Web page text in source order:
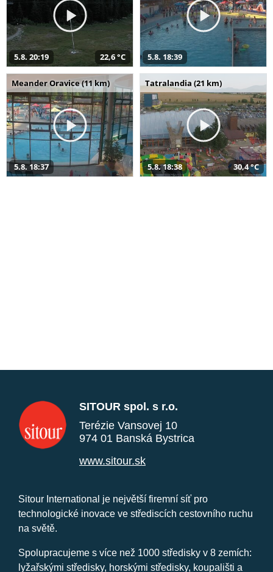
5.8. 20:19 22,6 °C 5.8. 18:39
Meander Oravice (11 km)
5.8. 18:37
Tatralandia (21 km)
5.8. 18:38 30,4 °C
SITOUR spol. s r.o.
Terézie Vansovej 10
974 01 Banská Bystrica
www.sitour.sk
Sitour International je největší firemní síť pro
technologické inovace ve střediscích cestovního ruchu
na světě.
Spolupracujeme s více než 1000 středisky v 8 zemích:
lyžařskými středisky, horskými středisky, koupališti a